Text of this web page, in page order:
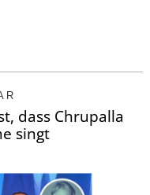
dass Chrupalla
singt